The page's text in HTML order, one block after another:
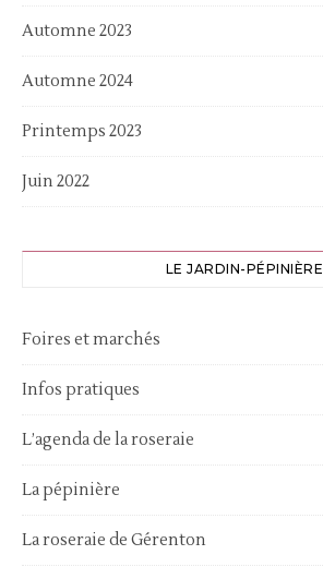
Automne 2023
Automne 2024
Printemps 2023
Juin 2022
LE JARDIN-PÉPINIÈRE
Foires et marchés
Infos pratiques
L’agenda de la roseraie
La pépinière
La roseraie de Gérenton